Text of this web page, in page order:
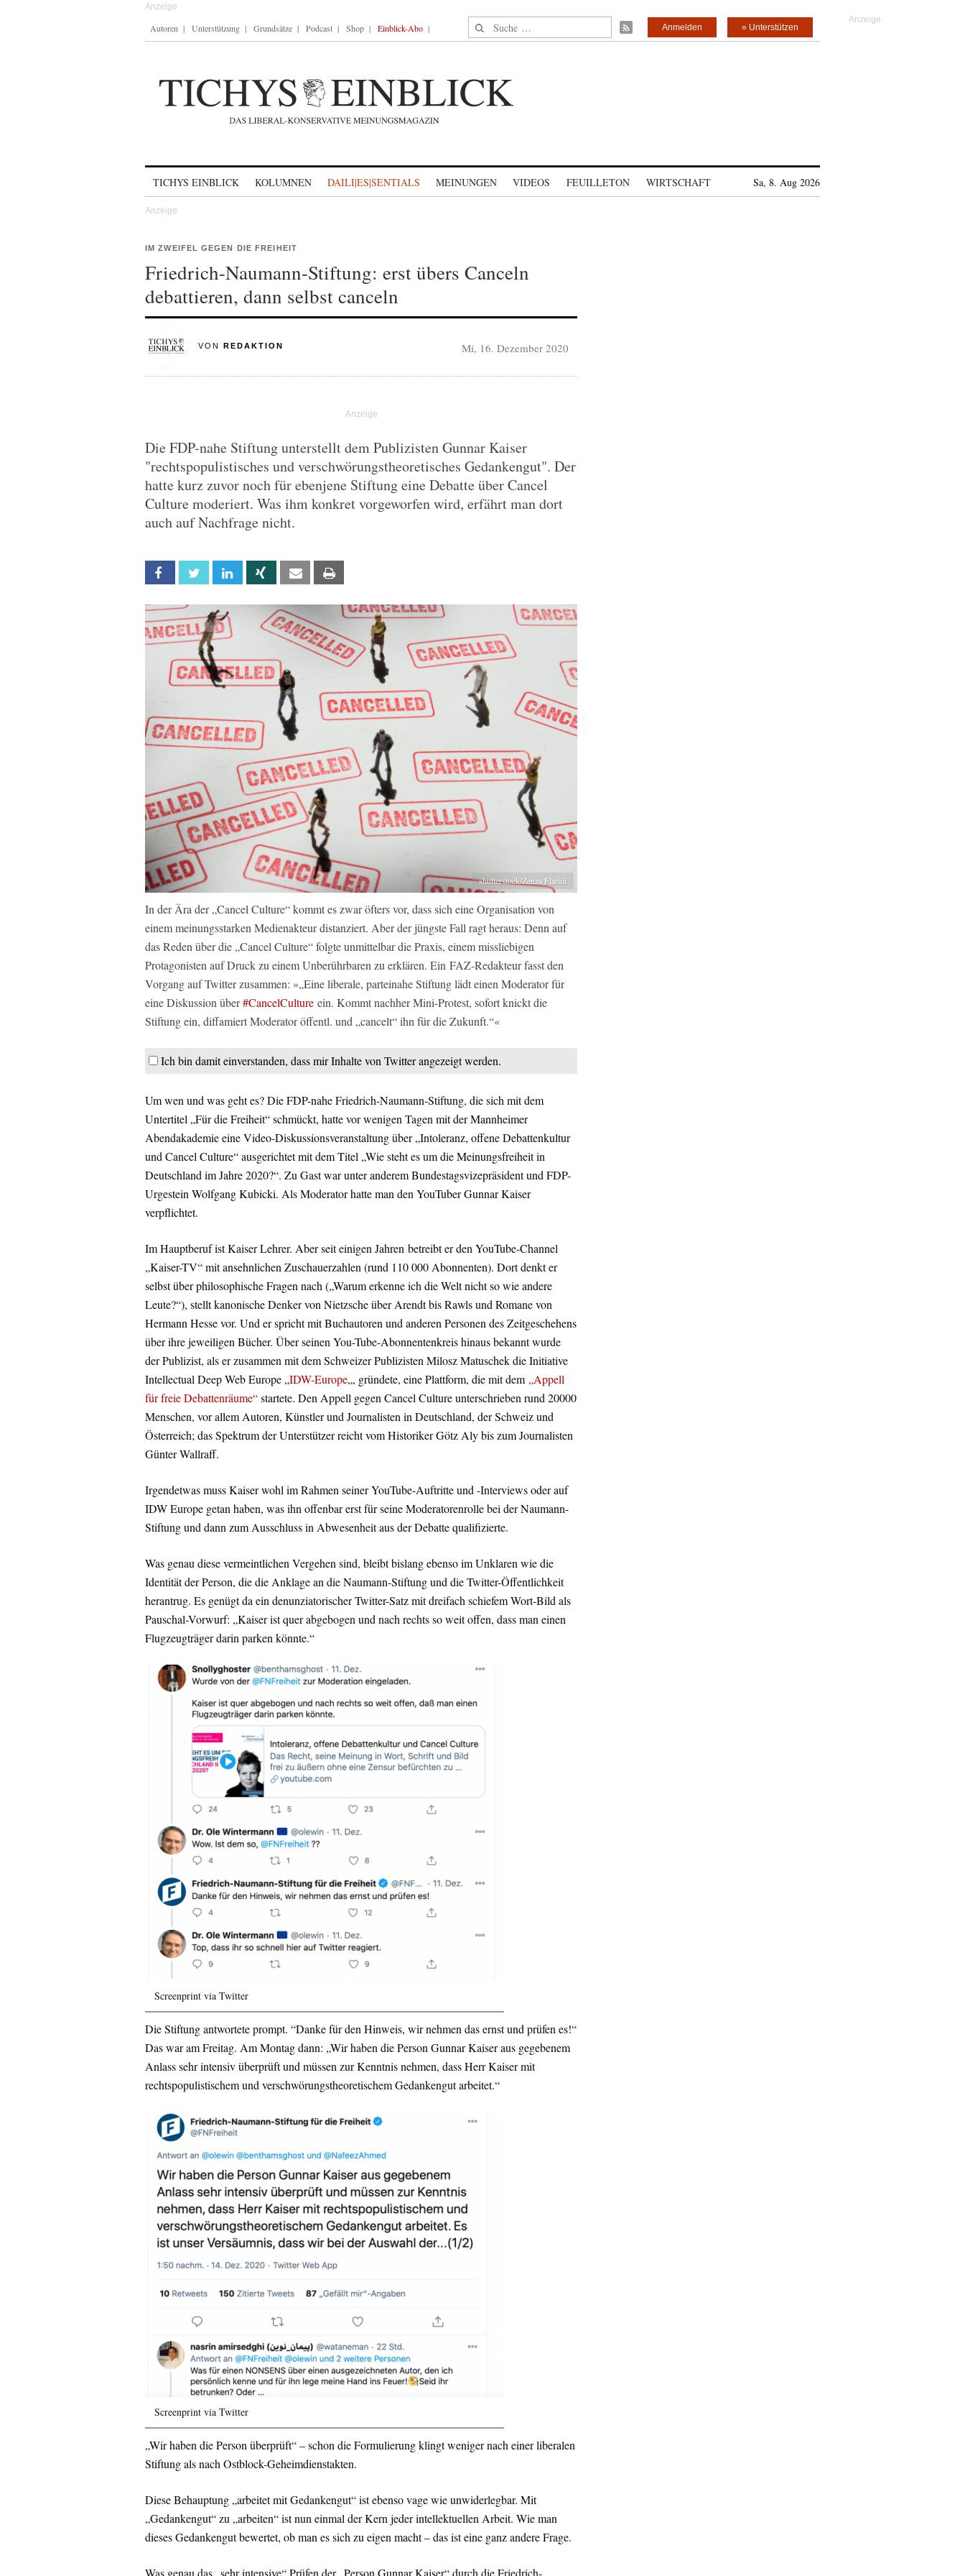
Autoren Unterstützung Grundsätze Podcast Shop Einblick-Abo Suche nach: » Unterstützen
Anmelden
TICHYS EINBLICK KOLUMNEN DAILI|ES|SENTIALS MEINUNGEN VIDEOS FEUILLETON WIRTSCHAFT Sa, 8. Aug 2026
IM ZWEIFEL GEGEN DIE FREIHEIT
Friedrich-Naumann-Stiftung: erst übers Canceln
debattieren, dann selbst canceln
VON REDAKTION Mi, 16. Dezember 2020
Die FDP-nahe Stiftung unterstellt dem Publizisten Gunnar Kaiser
"rechtspopulistisches und verschwörungstheoretisches Gedankengut". Der
hatte kurz zuvor noch für ebenjene Stiftung eine Debatte über Cancel
Culture moderiert. Was ihm konkret vorgeworfen wird, erfährt man dort
auch auf Nachfrage nicht.
Facebook Twitter Linkedin Xing Email
shutterstock/Zenza Flarini
In der Ära der „Cancel Culture“ kommt es zwar öfters vor, dass sich eine Organisation von
einem meinungsstarken Medienakteur distanziert. Aber der jüngste Fall ragt heraus: Denn auf
das Reden über die „Cancel Culture“ folgte unmittelbar die Praxis, einem missliebigen
Protagonisten auf Druck zu einem Unberührbaren zu erklären. Ein FAZ-Redakteur fasst den
Vorgang auf Twitter zusammen: »„Eine liberale, parteinahe Stiftung lädt einen Moderator für
eine Diskussion über#CancelCulture ein. Kommt nachher Mini-Protest, sofort knickt die
Stiftung ein, diffamiert Moderator öffentl. und „cancelt“ ihn für die Zukunft.“«
Ich bin damit einverstanden, dass mir Inhalte von Twitter angezeigt werden.
Um wen und was geht es? Die FDP-nahe Friedrich-Naumann-Stiftung, die sich mit dem
Untertitel „Für die Freiheit“ schmückt, hatte vor wenigen Tagen mit der Mannheimer
Abendakademie eine Video-Diskussionsveranstaltung über „Intoleranz, offene Debattenkultur
und Cancel Culture“ ausgerichtet mit dem Titel „Wie steht es um die Meinungsfreiheit in
Deutschland im Jahre 2020?“. Zu Gast war unter anderem Bundestagsvizepräsident und FDP-
Urgestein Wolfgang Kubicki. Als Moderator hatte man den YouTuber Gunnar Kaiser
verpflichtet.
Im Hauptberuf ist Kaiser Lehrer. Aber seit einigen Jahren betreibt er den YouTube-Channel
„Kaiser-TV“ mit ansehnlichen Zuschauerzahlen (rund 110 000 Abonnenten). Dort denkt er
selbst über philosophische Fragen nach („Warum erkenne ich die Welt nicht so wie andere
Leute?“), stellt kanonische Denker von Nietzsche über Arendt bis Rawls und Romane von
Hermann Hesse vor. Und er spricht mit Buchautoren und anderen Personen des Zeitgeschehens
über ihre jeweiligen Bücher. Über seinen You-Tube-Abonnentenkreis hinaus bekannt wurde
der Publizist, als er zusammen mit dem Schweizer Publizisten Milosz Matuschek die Initiative
Intellectual Deep Web Europe „IDW-Europe„, gründete, eine Plattform, die mit dem „Appell
für freie Debattenräume“startete. Den Appell gegen Cancel Culture unterschrieben rund 20000
Menschen, vor allem Autoren, Künstler und Journalisten in Deutschland, der Schweiz und
Österreich; das Spektrum der Unterstützer reicht vom Historiker Götz Aly bis zum Journalisten
Günter Wallraff.
Irgendetwas muss Kaiser wohl im Rahmen seiner YouTube-Auftritte und -Interviews oder auf
IDW Europe getan haben, was ihn offenbar erst für seine Moderatorenrolle bei der Naumann-
Stiftung und dann zum Ausschluss in Abwesenheit aus der Debatte qualifizierte.
Was genau diese vermeintlichen Vergehen sind, bleibt bislang ebenso im Unklaren wie die
Identität der Person, die die Anklage an die Naumann-Stiftung und die Twitter-Öffentlichkeit
herantrug. Es genügt da ein denunziatorischer Twitter-Satz mit dreifach schiefem Wort-Bild als
Pauschal-Vorwurf: „Kaiser ist quer abgebogen und nach rechts so weit offen, dass man einen
Flugzeugträger darin parken könnte.“
Screenprint via Twitter
Die Stiftung antwortete prompt. “Danke für den Hinweis, wir nehmen das ernst und prüfen es!“
Das war am Freitag. Am Montag dann: „Wir haben die Person Gunnar Kaiser aus gegebenem
Anlass sehr intensiv überprüft und müssen zur Kenntnis nehmen, dass Herr Kaiser mit
rechtspopulistischem und verschwörungstheoretischem Gedankengut arbeitet.“
Screenprint via Twitter
„Wir haben die Person überprüft“ – schon die Formulierung klingt weniger nach einer liberalen
Stiftung als nach Ostblock-Geheimdienstakten.
Diese Behauptung „arbeitet mit Gedankengut“ ist ebenso vage wie unwiderlegbar. Mit
„Gedankengut“ zu „arbeiten“ ist nun einmal der Kern jeder intellektuellen Arbeit. Wie man
dieses Gedankengut bewertet, ob man es sich zu eigen macht – das ist eine ganz andere Frage.
Was genau das „sehr intensive“ Prüfen der „Person Gunnar Kaiser“ durch die Friedrich-